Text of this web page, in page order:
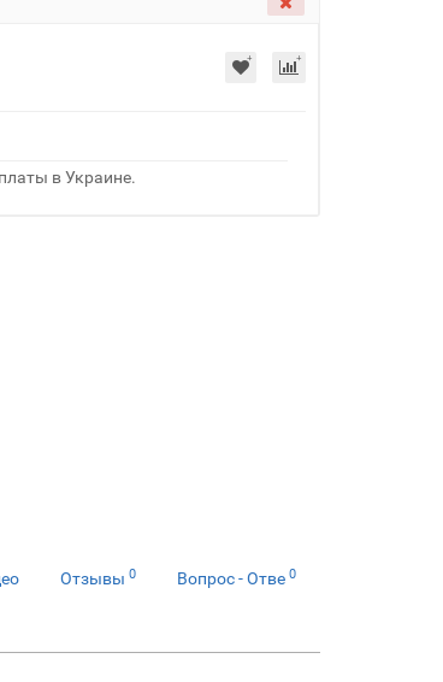
в Украине.
Отзывы 0 Вопрос - Отве 0